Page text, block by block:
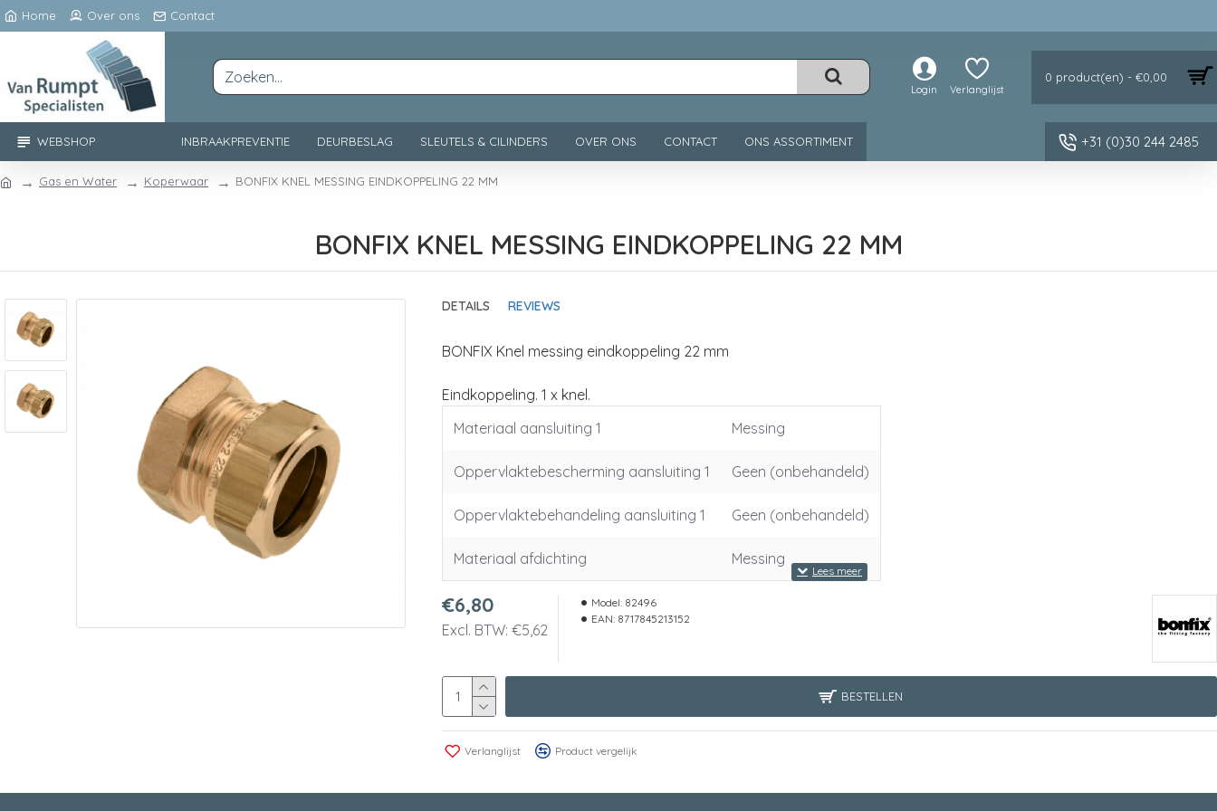
Home Over ons Contact
Login Verlanglijst
0 product(en) - €0,00
WEBSHOP INBRAAKPREVENTIE DEURBESLAG SLEUTELS & CILINDERS OVER ONS CONTACT ONS ASSORTIMENT +31 (0)30 244 2485
Gas en Water Koperwaar BONFIX KNEL MESSING EINDKOPPELING 22 MM
BONFIX KNEL MESSING EINDKOPPELING 22 MM
DETAILS REVIEWS
BONFIX Knel messing eindkoppeling 22 mm
Eindkoppeling. 1 x knel.
Materiaal aansluiting 1
Messing
Oppervlaktebescherming aansluiting 1 Geen (onbehandeld)
Oppervlaktebehandeling aansluiting 1 Geen (onbehandeld)
Materiaal afdichting Messing
€6,80
Excl. BTW: €5,62
Model: 82496
EAN: 8717845213152
BESTELLEN
Verlanglijst Product vergelijk